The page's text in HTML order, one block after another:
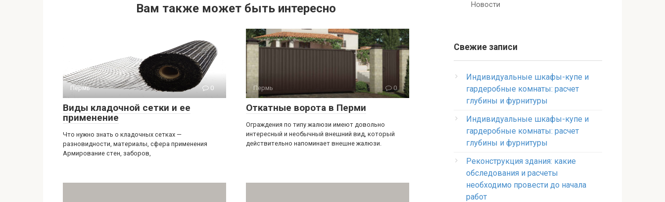
Вам также может быть интересно
Пермь 0
Виды кладочной сетки и ее
применение
Что нужно знать о кладочных сетках —
разновидности, материалы, сфера применения
Армирование стен, заборов,
Пермь 0
Откатные ворота в Перми
Ограждения по типу жалюзи имеют довольно
интересный и необычный внешний вид, который
действительно напоминает внешне жалюзи.
Новости
Свежие записи
Индивидуальные шкафы-купе и
гардеробные комнаты: расчет
глубины и фурнитуры
Индивидуальные шкафы-купе и
гардеробные комнаты: расчет
глубины и фурнитуры
Реконструкция здания: какие
обследования и расчеты
необходимо провести до начала
работ